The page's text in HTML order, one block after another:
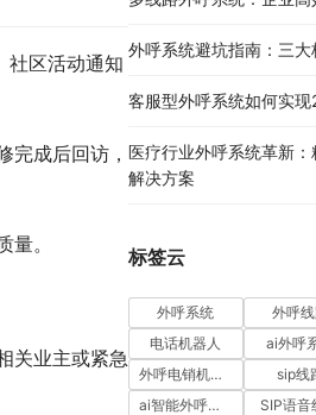
社区活动通知
完成后回访，
。
关业主或紧急
外呼系统避坑指南：三
客服型外呼系统如何实
医疗行业外呼系统革新
解决方案​
标签云
外呼系统 外呼
电话机器人
ai外呼
外呼电销机器人
sip线
ai智能外呼系统
SIP语音